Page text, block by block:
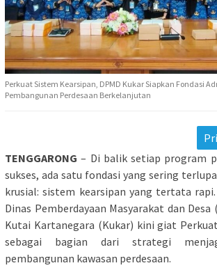
Perkuat Sistem Kearsipan, DPMD Kukar Siapkan Fondasi
Pembangunan Perdesaan Berkelanjutan
TENGGARONG – Di balik setiap program
sukses, ada satu fondasi yang sering
krusial: sistem kearsipan yang tertata
Dinas Pemberdayaan Masyarakat dan Desa
Kutai Kartanegara (Kukar) kini giat
sebagai bagian dari strategi
pembangunan kawasan perdesaan.